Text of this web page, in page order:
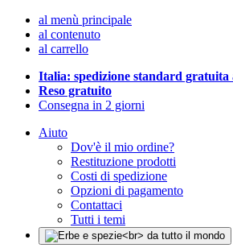
al menù principale
al contenuto
al carrello
Italia: spedizione standard gratuita
Reso gratuito
Consegna in 2 giorni
Aiuto
Dov'è il mio ordine?
Restituzione prodotti
Costi di spedizione
Opzioni di pagamento
Contattaci
Tutti i temi